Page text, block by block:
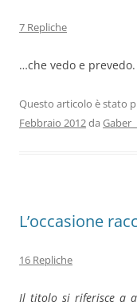
7 Repliche
…che vedo e prevedo.
Questo articolo è stato
Febbraio 2012da
L’occasione
16 Repliche
Il titolo si riferisce a